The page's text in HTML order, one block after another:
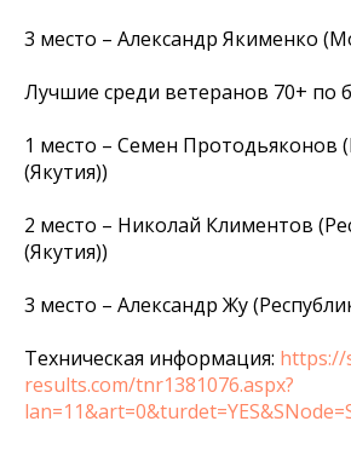
3 место – Александр Якименко
Лучшие среди ветеранов 70+ по
1 место – Семен Протодьяконов
(Якутия))
2 место – Николай Климентов
(Якутия))
3 место – Александр Жу
Техническая информация: https://
results.com/tnr1381076.aspx?